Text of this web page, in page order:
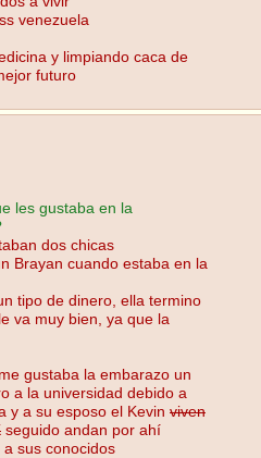
venezuela
y limpiando caca de
futuro
les gustaba en la
dos chicas
Brayan cuando estaba en la
tipo de dinero, ella termino
va muy bien, ya que la
gustaba la embarazo un
a la universidad debido a
y a su esposo el Kevin viven
seguido andan por ahí
sus conocidos